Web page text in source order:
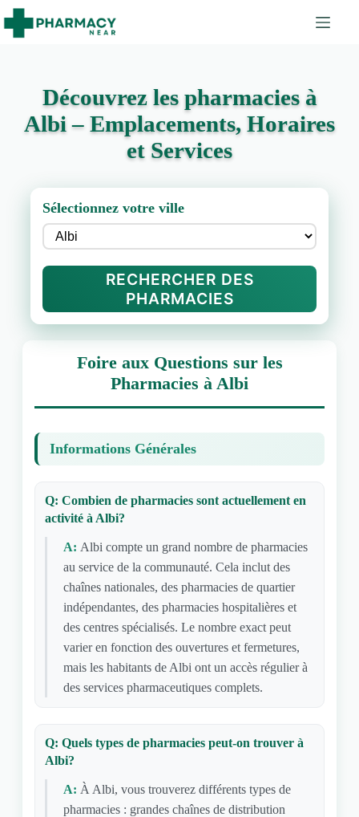
Découvrez les pharmacies à
Albi – Emplacements, Horaires
et Services
Sélectionnez votre ville
RECHERCHER DES
PHARMACIES
Foire aux Questions sur les
Pharmacies à Albi
Informations Générales
Q: Combien de pharmacies sont actuellement en
activité à Albi?
A: Albi compte un grand nombre de pharmacies
au service de la communauté. Cela inclut des
chaînes nationales, des pharmacies de quartier
indépendantes, des pharmacies hospitalières et
des centres spécialisés. Le nombre exact peut
varier en fonction des ouvertures et fermetures,
mais les habitants de Albi ont un accès régulier à
des services pharmaceutiques complets.
Q: Quels types de pharmacies peut-on trouver à
Albi?
A: À Albi, vous trouverez différents types de
pharmacies : grandes chaînes de distribution